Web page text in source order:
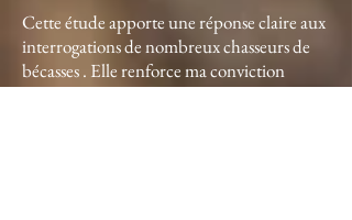
Cette étude apporte une réponse claire aux
interrogations de nombreux chasseurs de
bécasses . Elle renforce ma conviction
acquise depuis bientôt dix ans , grâce à mes